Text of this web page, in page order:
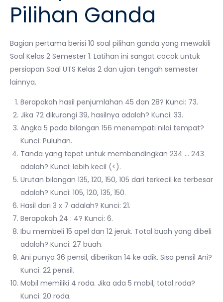
Pilihan Ganda
Bagian pertama berisi 10 soal pilihan ganda yang mewakili
Soal Kelas 2 Semester 1. Latihan ini sangat cocok untuk
persiapan Soal UTS Kelas 2 dan ujian tengah semester
lainnya.
Berapakah hasil penjumlahan 45 dan 28? Kunci: 73.
Jika 72 dikurangi 39, hasilnya adalah? Kunci: 33.
Angka 5 pada bilangan 156 menempati nilai tempat?
Kunci: Puluhan.
Tanda yang tepat untuk membandingkan 234 … 243
adalah? Kunci: lebih kecil (<).
Urutan bilangan 135, 120, 150, 105 dari terkecil ke terbesar
adalah? Kunci: 105, 120, 135, 150.
Hasil dari 3 x 7 adalah? Kunci: 21.
Berapakah 24 : 4? Kunci: 6.
Ibu membeli 15 apel dan 12 jeruk. Total buah yang dibeli
adalah? Kunci: 27 buah.
Ani punya 36 pensil, diberikan 14 ke adik. Sisa pensil Ani?
Kunci: 22 pensil.
Mobil memiliki 4 roda. Jika ada 5 mobil, total roda?
Kunci: 20 roda.